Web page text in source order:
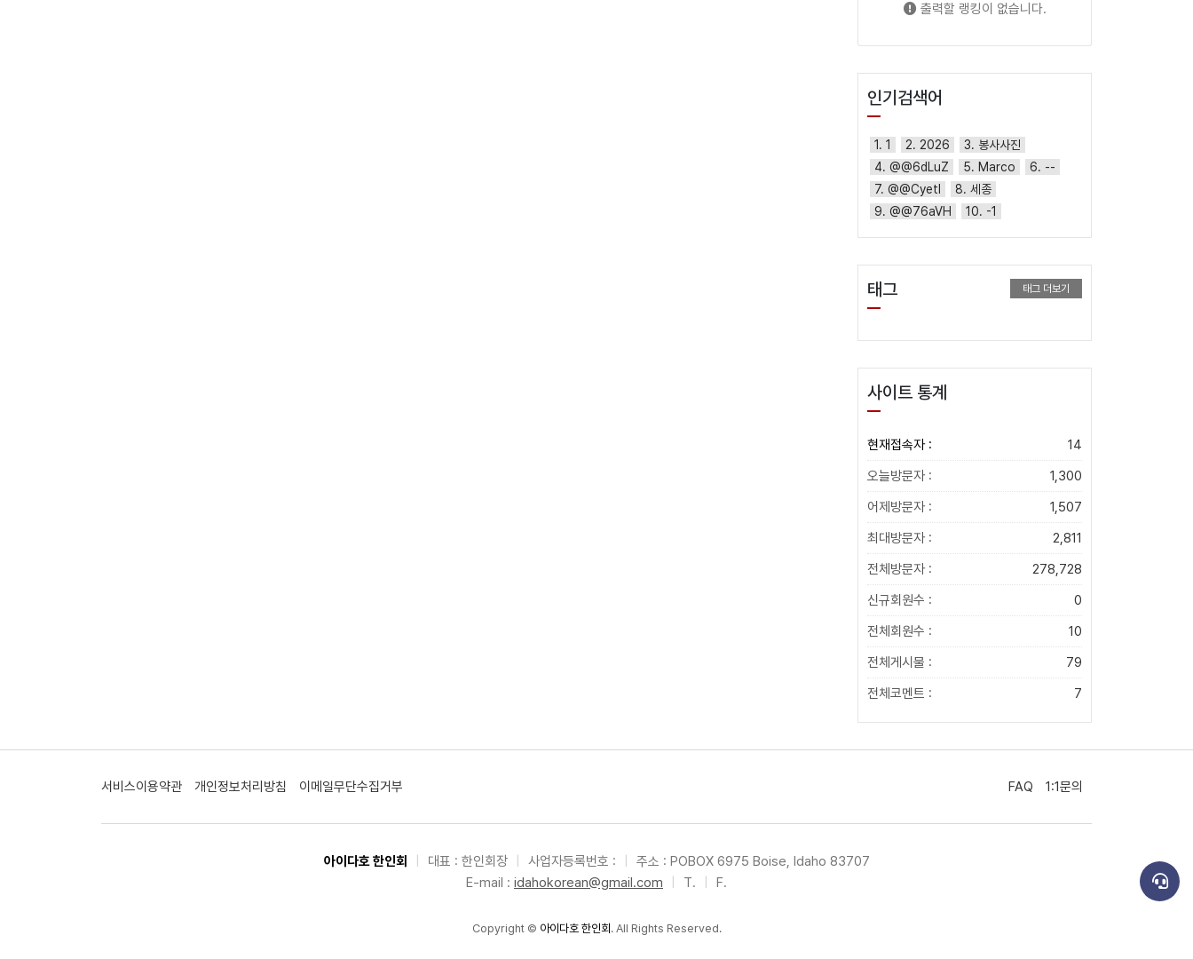
출력할 랭킹이 없습니다.
인기검색어
1. 1 2. 2026
3. 봉사사진
4. @@6dLuZ
5. Marco
6. --
7. @@CyetI
8. 세종
9. @@76aVH
10. -1
태그 태그 더보기
사이트 통계
현재접속자 :
14
오늘방문자 :
1,300
어제방문자 :
1,507
최대방문자 :
2,811
전체방문자 :
278,728
신규회원수 :
0
전체회원수 :
10
전체게시물 :
79
전체코멘트 :
7
서비스이용약관 개인정보처리방침 이메일무단수집거부 FAQ 1:1문의
아이다호 한인회 대표 : 한인회장 사업자등록번호 :
주소 : POBOX 6975 Boise, Idaho 83707
E-mail : idahokorean@gmail.com T. F.
Copyright © 아이다호 한인회 . All Rights Reserved.